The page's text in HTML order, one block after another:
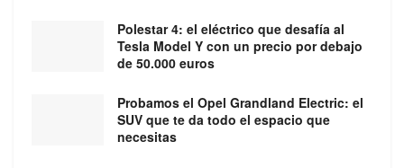
Polestar 4: el eléctrico que desafía al
Tesla Model Y con un precio por debajo
de 50.000 euros
Probamos el Opel Grandland Electric: el
SUV que te da todo el espacio que
necesitas